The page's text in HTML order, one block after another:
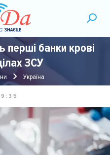
перші банки крові
ЗСУ
Україна